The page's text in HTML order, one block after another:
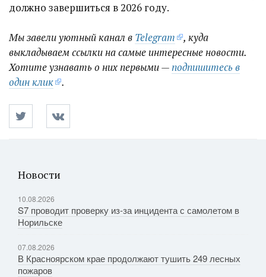
должно завершиться в 2026 году.
Мы завели уютный канал в Telegram
, куда
выкладываем ссылки на самые интересные новости.
Хотите узнавать о них первыми —подпишитесь в
один клик
.
Новости
10.08.2026
S7 проводит проверку из-за инцидента с самолетом в
Норильске
07.08.2026
В Красноярском крае продолжают тушить 249 лесных
пожаров